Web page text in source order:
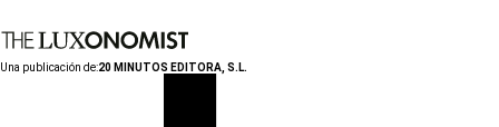
Una publicación de:20 MINUTOS EDITORA, S.L.